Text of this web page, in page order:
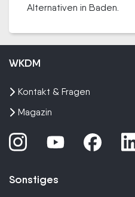
Alternativen in Baden.
WKDM
Kontakt & Fragen
Magazin
Sonstiges